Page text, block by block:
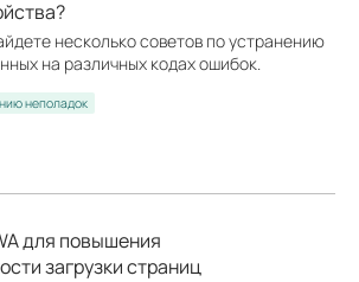
несколько советов по устранению
на различных кодах ошибок.
неполадок
для повышения
загрузки страниц